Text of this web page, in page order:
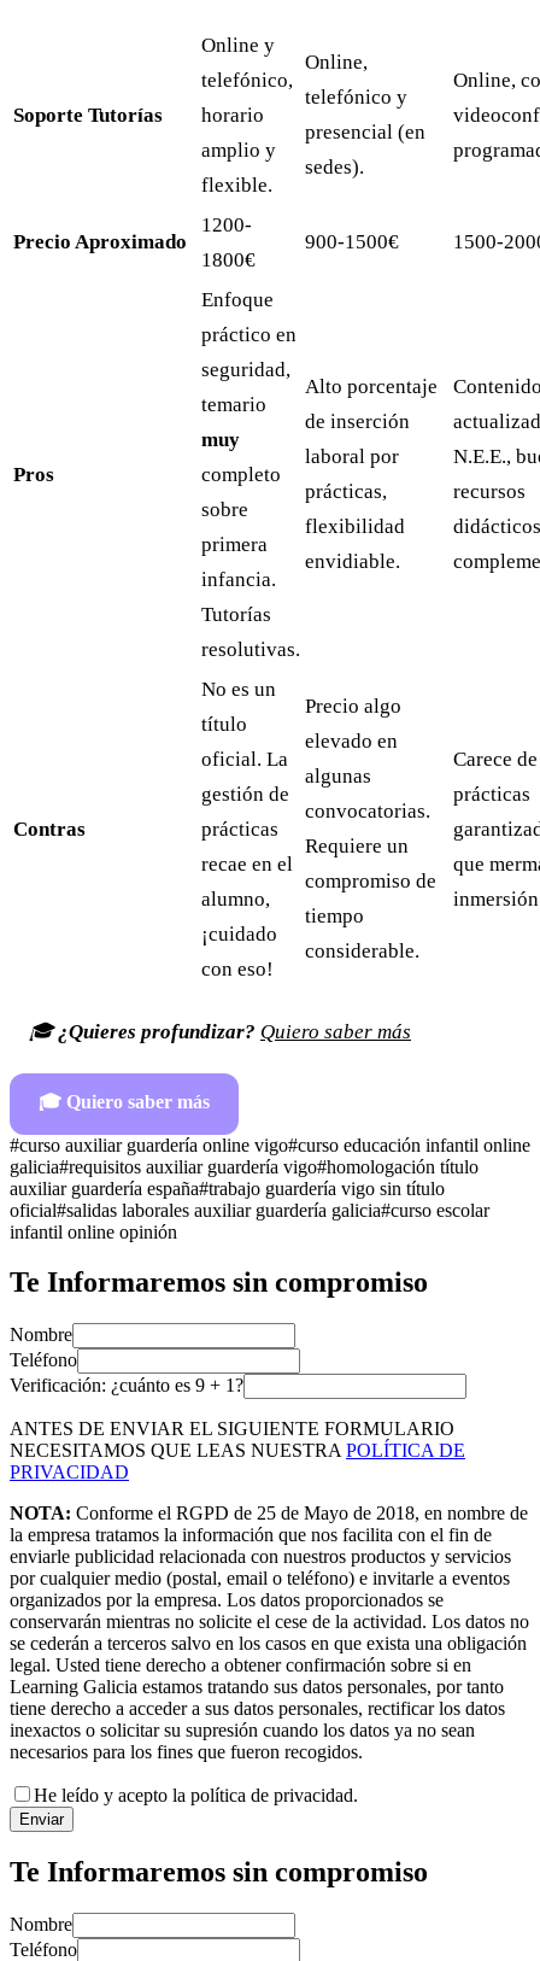
Soporte Tutorías
Online y
telefónico,
horario
amplio y
flexible.
Online,
telefónico y
presencial (en
sedes).
Online,
Precio Aproximado
1200-
1800€
900-1500€ 1500-
Pros
Enfoque
práctico en
seguridad,
temario
muy
completo
sobre
primera
infancia.
Tutorías
resolutivas.
Alto porcentaje
de inserción
laboral por
prácticas,
flexibilidad
envidiable.
N.E.E.,
recursos
didácticos
Contras
No es un
título
oficial. La
gestión de
prácticas
recae en el
alumno,
¡cuidado
con eso!
Precio algo
elevado en
algunas
convocatorias.
Requiere un
compromiso de
tiempo
considerable.
Carece de
prácticas
que
🎓¿Quieres profundizar? Quiero saber más
🎓 Quiero saber más
#curso auxiliar guardería online vigo#curso educación infantil online
galicia#requisitos auxiliar guardería vigo#homologación título
auxiliar guardería españa#trabajo guardería vigo sin título
oficial#salidas laborales auxiliar guardería galicia#curso escolar
infantil online opinión
Te Informaremos sin compromiso
Nombre
Teléfono
Verificación: ¿cuánto es 9 + 1?
ANTES DE ENVIAR EL SIGUIENTE FORMULARIO
NECESITAMOS QUE LEAS NUESTRA POLÍTICA DE
PRIVACIDAD
NOTA: Conforme el RGPD de 25 de Mayo de 2018, en nombre de
la empresa tratamos la información que nos facilita con el fin de
enviarle publicidad relacionada con nuestros productos y servicios
por cualquier medio (postal, email o teléfono) e invitarle a eventos
organizados por la empresa. Los datos proporcionados se
conservarán mientras no solicite el cese de la actividad. Los datos no
se cederán a terceros salvo en los casos en que exista una obligación
legal. Usted tiene derecho a obtener confirmación sobre si en
Learning Galicia estamos tratando sus datos personales, por tanto
tiene derecho a acceder a sus datos personales, rectificar los datos
inexactos o solicitar su supresión cuando los datos ya no sean
necesarios para los fines que fueron recogidos.
He leído y acepto la política de privacidad.
Enviar
Te Informaremos sin compromiso
Nombre
Teléfono